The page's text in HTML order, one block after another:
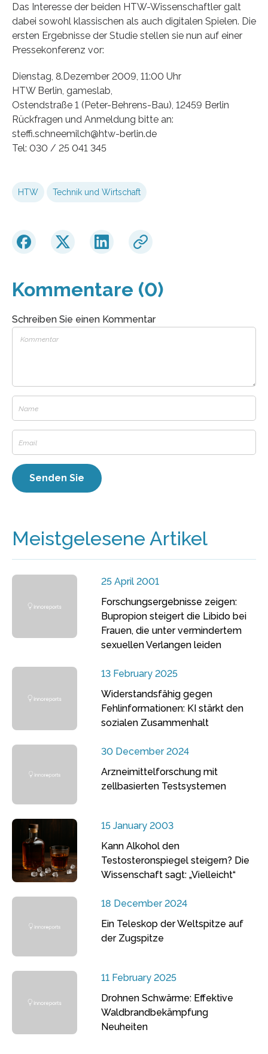
Das Interesse der beiden HTW-Wissenschaftler galt
dabei sowohl klassischen als auch digitalen Spielen. Die
ersten Ergebnisse der Studie stellen sie nun auf einer
Pressekonferenz vor:
Dienstag, 8.Dezember 2009, 11:00 Uhr
HTW Berlin, gameslab,
Ostendstraße 1 (Peter-Behrens-Bau), 12459 Berlin
Rückfragen und Anmeldung bitte an:
steffi.schneemilch@htw-berlin.de
Tel: 030 / 25 041 345
HTW Technik und Wirtschaft
Kommentare (0)
Schreiben Sie einen Kommentar
Meistgelesene Artikel
25 April 2001
Forschungsergebnisse zeigen:
Bupropion steigert die Libido bei
Frauen, die unter vermindertem
sexuellen Verlangen leiden
13 February 2025
Widerstandsfähig gegen
Fehlinformationen: KI stärkt den
sozialen Zusammenhalt
30 December 2024
Arzneimittelforschung mit
zellbasierten Testsystemen
15 January 2003
Kann Alkohol den
Testosteronspiegel steigern? Die
Wissenschaft sagt: „Vielleicht“
18 December 2024
Ein Teleskop der Weltspitze auf
der Zugspitze
11 February 2025
Drohnen Schwärme: Effektive
Waldbrandbekämpfung
Neuheiten